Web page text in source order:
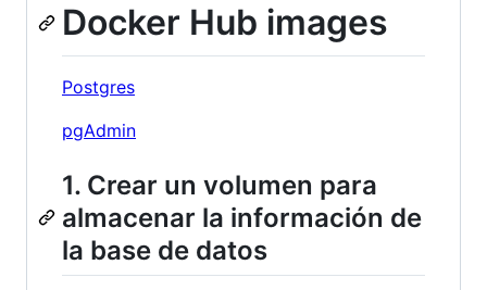
Docker Hub images
Postgres
pgAdmin
1. Crear un volumen para
almacenar la información de
la base de datos